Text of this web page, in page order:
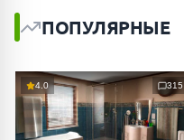
ПОПУЛЯРНЫЕ
4.0 315